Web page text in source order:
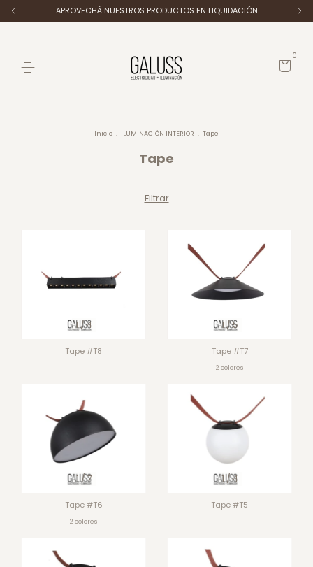
APROVECHÁ NUESTROS PRODUCTOS EN LIQUIDACIÓN
0
Inicio . ILUMINACIÓN INTERIOR . Tape
Tape
Filtrar
1/4
Tape #T8
1/5
Tape #T7
2 colores
1/7
Tape #T6
2 colores
1/4
Tape #T5